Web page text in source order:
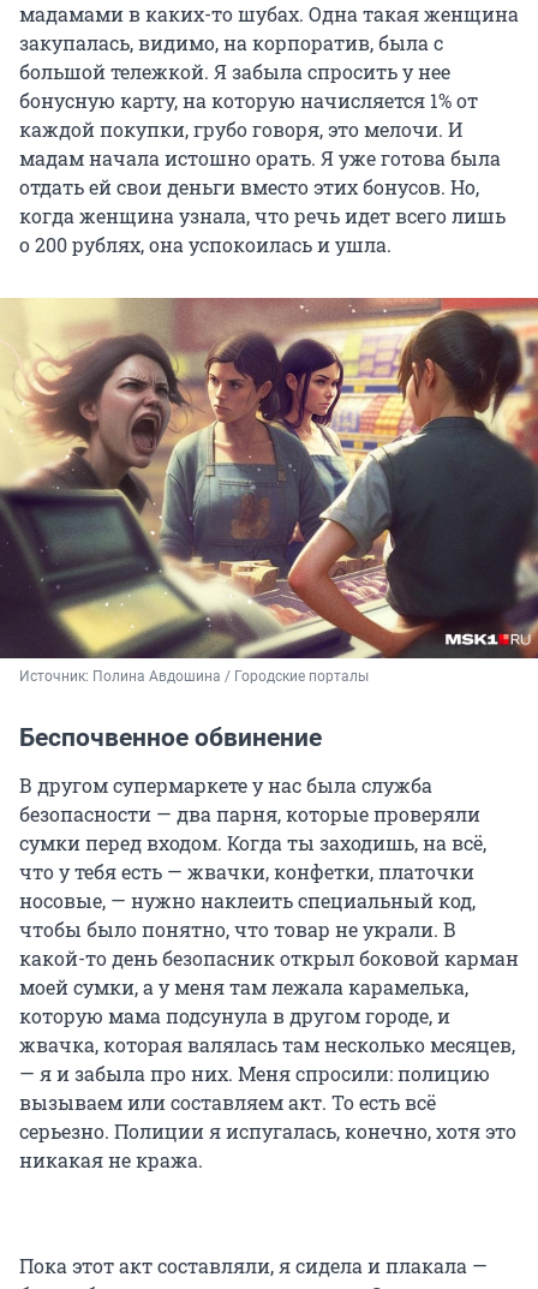
мадамами в каких-то шубах. Одна такая женщина
закупалась, видимо, на корпоратив, была с
большой тележкой. Я забыла спросить у нее
бонусную карту, на которую начисляется 1% от
каждой покупки, грубо говоря, это мелочи. И
мадам начала истошно орать. Я уже готова была
отдать ей свои деньги вместо этих бонусов. Но,
когда женщина узнала, что речь идет всего лишь
о 200 рублях, она успокоилась и ушла.
Источник: Полина Авдошина / Городские порталы
Беспочвенное обвинение
В другом супермаркете у нас была служба
безопасности — два парня, которые проверяли
сумки перед входом. Когда ты заходишь, на всё,
что у тебя есть — жвачки, конфетки, платочки
носовые, — нужно наклеить специальный код,
чтобы было понятно, что товар не украли. В
какой-то день безопасник открыл боковой карман
моей сумки, а у меня там лежала карамелька,
которую мама подсунула в другом городе, и
жвачка, которая валялась там несколько месяцев,
— я и забыла про них. Меня спросили: полицию
вызываем или составляем акт. То есть всё
серьезно. Полиции я испугалась, конечно, хотя это
никакая не кража.
Пока этот акт составляли, я сидела и плакала —